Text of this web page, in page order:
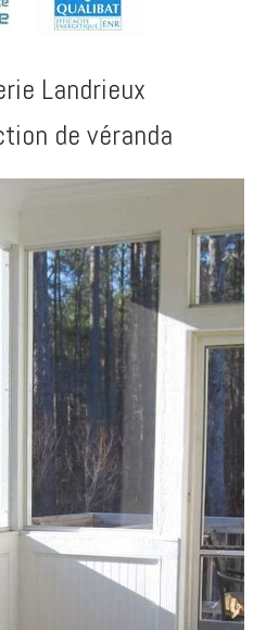
Landrieux
de véranda